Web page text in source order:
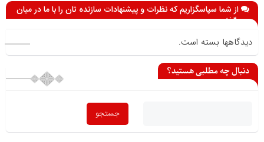
از شما سپاسگزاریم که نظرات و پیشنهادات سازنده تان را با ما در میان
می گذارید
دیدگاهها بسته است.
دنبال چه مطلبی هستید؟